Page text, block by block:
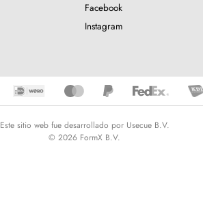
Facebook
Instagram
Este sitio web fue desarrollado por Usecue B.V.
© 2026 FormX B.V.